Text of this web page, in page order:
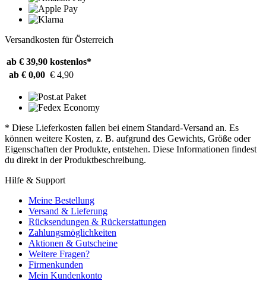
Versandkosten für Österreich
ab € 39,90 kostenlos*
ab € 0,00 € 4,90
* Diese Lieferkosten fallen bei einem Standard-Versand an. Es
können weitere Kosten, z. B. aufgrund des Gewichts, Größe oder
Eigenschaften der Produkte, entstehen. Diese Informationen findest
du direkt in der Produktbeschreibung.
Hilfe & Support
Meine Bestellung
Versand & Lieferung
Rücksendungen & Rückerstattungen
Zahlungsmöglichkeiten
Aktionen & Gutscheine
Weitere Fragen?
Firmenkunden
Mein Kundenkonto